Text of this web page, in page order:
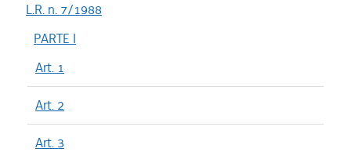
L.R. n. 7/1988
PARTE I
Art. 1
Art. 2
Art. 3